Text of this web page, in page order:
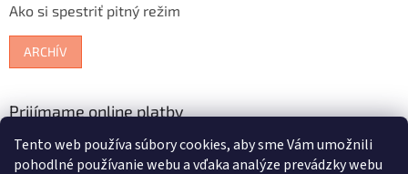
Tento web používa súbory cookies, aby sme Vám umožnili
pohodlné používanie webu a vďaka analýze prevádzky webu
Ako si spestriť pitný režim
ARCHÍV
Prijímame online platby